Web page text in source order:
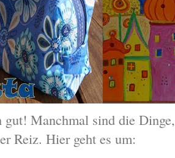
Manchmal sind die Dinge,
Reiz. Hier geht es um: